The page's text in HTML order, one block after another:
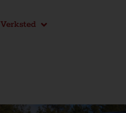
Verksted